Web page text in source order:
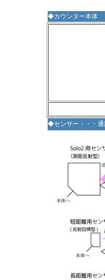
◆カウンター本体
◆センサー・・・通